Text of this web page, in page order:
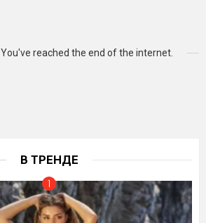
reached the end of the internet.
В ТРЕНДЕ